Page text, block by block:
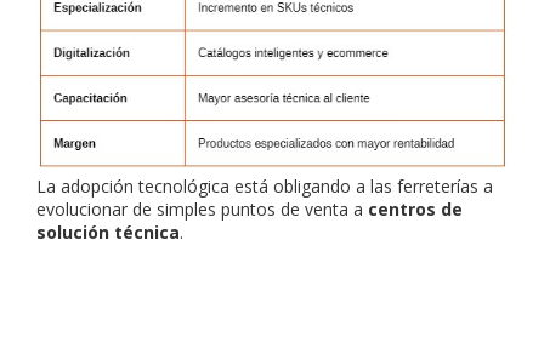
La adopción tecnológica está obligando a las ferreterías a
evolucionar de simples puntos de venta a centros de
solución técnica.